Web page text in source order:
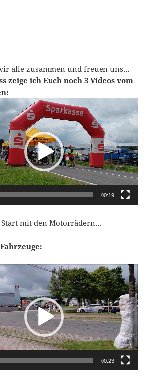
alle zusammen und freuen uns…
zeige ich Euch noch 3 Videos vom
00:19
Start mit den Motorrädern…
00:23